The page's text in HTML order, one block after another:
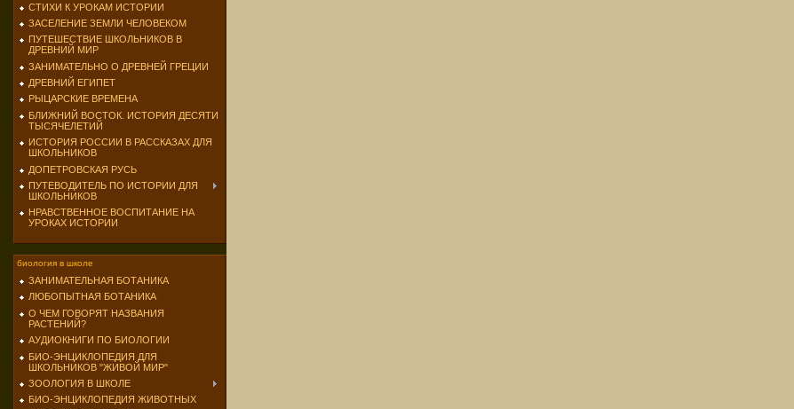
СТИХИ К УРОКАМ ИСТОРИИ
ЗАСЕЛЕНИЕ ЗЕМЛИ ЧЕЛОВЕКОМ
ПУТЕШЕСТВИЕ ШКОЛЬНИКОВ В
ДРЕВНИЙ МИР
ЗАНИМАТЕЛЬНО О ДРЕВНЕЙ ГРЕЦИИ
ДРЕВНИЙ ЕГИПЕТ
РЫЦАРСКИЕ ВРЕМЕНА
БЛИЖНИЙ ВОСТОК. ИСТОРИЯ ДЕСЯТИ
ТЫСЯЧЕЛЕТИЙ
ИСТОРИЯ РОССИИ В РАССКАЗАХ ДЛЯ
ШКОЛЬНИКОВ
ДОПЕТРОВСКАЯ РУСЬ
ПУТЕВОДИТЕЛЬ ПО ИСТОРИИ ДЛЯ
ШКОЛЬНИКОВ
НРАВСТВЕННОЕ ВОСПИТАНИЕ НА
УРОКАХ ИСТОРИИ
биология в школе
ЗАНИМАТЕЛЬНАЯ БОТАНИКА
ЛЮБОПЫТНАЯ БОТАНИКА
О ЧЕМ ГОВОРЯТ НАЗВАНИЯ
РАСТЕНИЙ?
АУДИОКНИГИ ПО БИОЛОГИИ
БИО-ЭНЦИКЛОПЕДИЯ ДЛЯ
ШКОЛЬНИКОВ "ЖИВОЙ МИР"
ЗООЛОГИЯ В ШКОЛЕ
БИО-ЭНЦИКЛОПЕДИЯ ЖИВОТНЫХ